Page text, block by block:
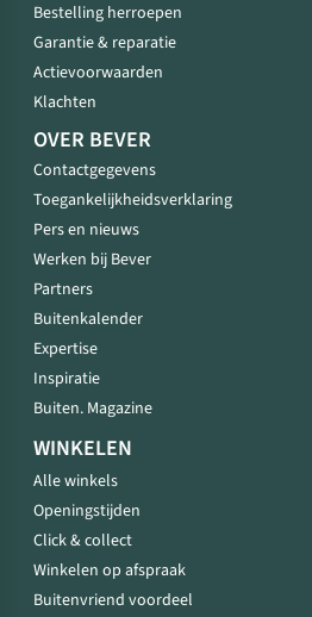
Bestelling herroepen
Garantie & reparatie
Actievoorwaarden
Klachten
OVER BEVER
Contactgegevens
Toegankelijkheidsverklaring
Pers en nieuws
Werken bij Bever
Partners
Buitenkalender
Expertise
Inspiratie
Buiten. Magazine
WINKELEN
Alle winkels
Openingstijden
Click & collect
Winkelen op afspraak
Buitenvriend voordeel